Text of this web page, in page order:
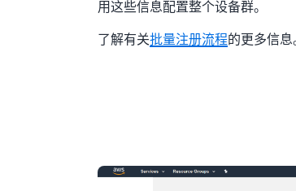
用这些信息配置整个设备群。
了解有关批量注册流程的更多信息